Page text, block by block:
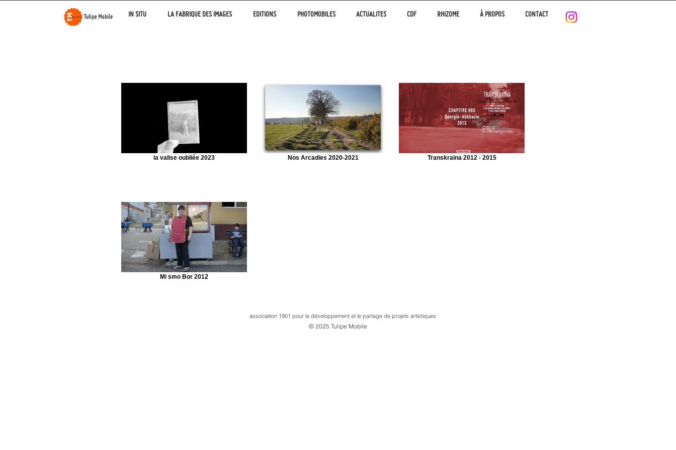
IN SITU LA FABRIQUE DES IMAGES EDITIONS PHOTOMOBILES ACTUALITES CDF RHIZOME À PROPOS CONTACT
la valise oubliée 2023 Nos Arcadies 2020-2021 Transkraïna 2012 - 2015
Mi smo Bor 2012
association 1901 pour le développement et le partage de projets artistiques
photographie / arts visuels / fabrique des images / in situ / hors lieux
© 2025 Tulipe Mobile